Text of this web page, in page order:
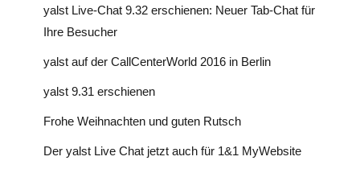
yalst Live-Chat 9.32 erschienen: Neuer Tab-Chat für
Ihre Besucher
yalst auf der CallCenterWorld 2016 in Berlin
yalst 9.31 erschienen
Frohe Weihnachten und guten Rutsch
Der yalst Live Chat jetzt auch für 1&1 MyWebsite